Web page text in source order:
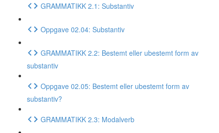
GRAMMATIKK 2.1: Substantiv
Oppgave 02.04: Substantiv
GRAMMATIKK 2.2: Bestemt eller ubestemt form av
substantiv
Oppgave 02.05: Bestemt eller ubestemt form av
substantiv?
GRAMMATIKK 2.3: Modalverb